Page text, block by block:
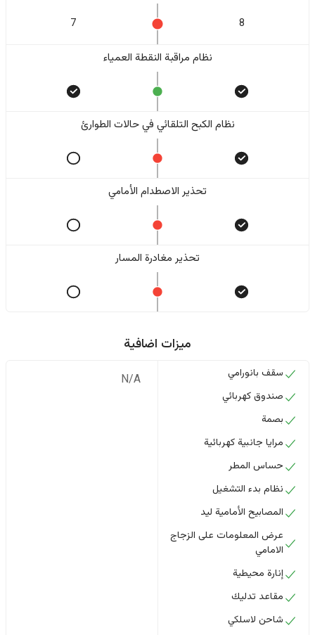
8
7
نظام مراقبة النقطة العمياء
نظام الكبح التلقائي في حالات الطوارئ
تحذير الاصطدام الأمامي
تحذير مغادرة المسار
ميزات اضافية
سقف بانورامي
صندوق كهربائي
بصمة
مرايا جانبية كهربائية
حساس المطر
نظام بدء التشغيل
المصابيح الأمامية ليد
عرض المعلومات على الزجاج
الامامي
إنارة محيطية
مقاعد تدليك
شاحن لاسلكي
N/A